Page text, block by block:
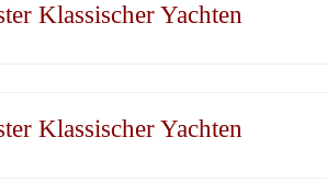
Klassischer Yachten
Klassischer Yachten